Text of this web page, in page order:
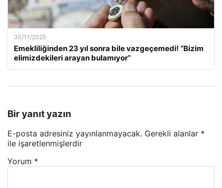
30/11/2025
Emekliliğinden 23 yıl sonra bile vazgeçemedi! “Bizim
elimizdekileri arayan bulamıyor”
Bir yanıt yazın
E-posta adresiniz yayınlanmayacak. Gerekli alanlar *
ile işaretlenmişlerdir
Yorum *